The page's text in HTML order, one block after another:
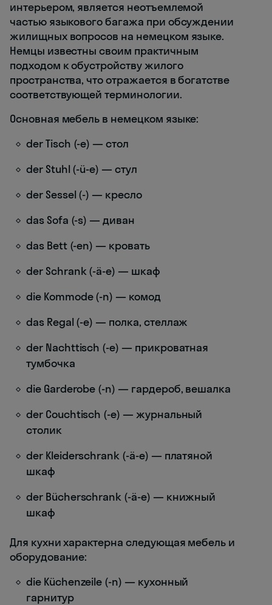
интерьером, является неотъемлемой
частью языкового багажа при обсуждении
жилищных вопросов на немецком языке.
Немцы известны своим практичным
подходом к обустройству жилого
пространства, что отражается в богатстве
соответствующей терминологии.
Основная мебель в немецком языке:
der Tisch (-e) — стол
der Stuhl (-ü-e) — стул
der Sessel (-) — кресло
das Sofa (-s) — диван
das Bett (-en) — кровать
der Schrank (-ä-e) — шкаф
die Kommode (-n) — комод
das Regal (-e) — полка, стеллаж
der Nachttisch (-e) — прикроватная
тумбочка
die Garderobe (-n) — гардероб, вешалка
der Couchtisch (-e) — журнальный
столик
der Kleiderschrank (-ä-e) — платяной
шкаф
der Bücherschrank (-ä-e) — книжный
шкаф
Для кухни характерна следующая мебель и
оборудование:
die Küchenzeile (-n) — кухонный
гарнитур